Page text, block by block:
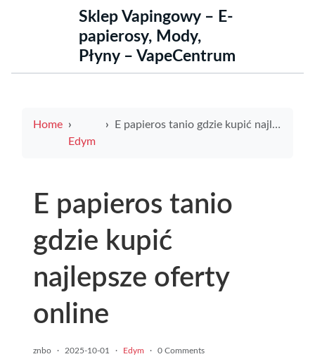
Sklep Vapingowy – E-
papierosy, Mody,
Płyny – VapeCentrum
Home
Edym
E papieros tanio gdzie kupić najlepsze oferty online
E papieros tanio
gdzie kupić
najlepsze oferty
online
znbo · 2025-10-01 · Edym · 0 Comments